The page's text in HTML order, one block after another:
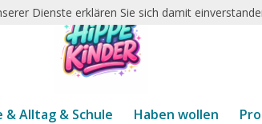
& Alltag & Schule Haben wollen
Dienste erklären Sie sich damit